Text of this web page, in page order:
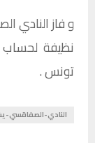
و فاز النادي
نظيفة
تونس .
النادي-الصفاقسي-